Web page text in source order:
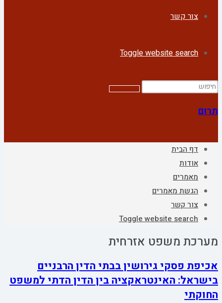
צור קשר
Toggle website search
תרום
דף הבית
אודות
מאמרים
הגשת מאמרים
צור קשר
Toggle website search
מערכת משפט אזרחית
אכיפת פסקי גירושין בבתי הדין הרבניים
בישראל: האינטראקציה בין הדין הדתי למשפט
החוקתי